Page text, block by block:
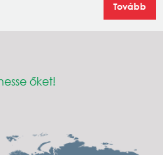
Tovább
őket!